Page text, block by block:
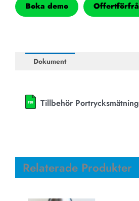
Boka demo
Dokument
Tillbehör Portrycksmätning
Relaterade Produkter